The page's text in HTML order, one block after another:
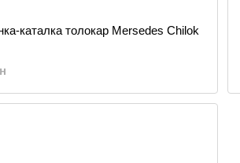
каталка толокар Mersedes Chilok